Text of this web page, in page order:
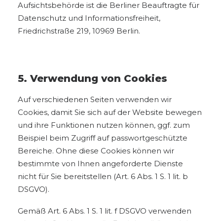
Aufsichtsbehörde ist die Berliner Beauftragte für
Datenschutz und Informationsfreiheit,
Friedrichstraße 219, 10969 Berlin.
5. Verwendung von Cookies
Auf verschiedenen Seiten verwenden wir
Cookies, damit Sie sich auf der Website bewegen
und ihre Funktionen nutzen können, ggf. zum
Beispiel beim Zugriff auf passwortgeschützte
Bereiche. Ohne diese Cookies können wir
bestimmte von Ihnen angeforderte Dienste
nicht für Sie bereitstellen (Art. 6 Abs. 1 S. 1 lit. b
DSGVO).
Gemäß Art. 6 Abs. 1 S. 1 lit. f DSGVO verwenden